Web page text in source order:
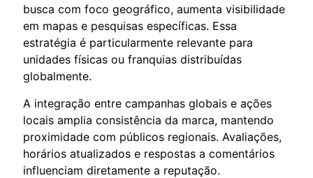
busca com foco geográfico, aumenta visibilidade
em mapas e pesquisas específicas. Essa
estratégia é particularmente relevante para
unidades físicas ou franquias distribuídas
globalmente.
A integração entre campanhas globais e ações
locais amplia consistência da marca, mantendo
proximidade com públicos regionais. Avaliações,
horários atualizados e respostas a comentários
influenciam diretamente a reputação.